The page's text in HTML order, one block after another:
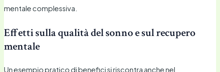
mentale complessiva.
Effetti sulla qualità del sonno e sul recupero
mentale
Un esempio pratico di benefici si riscontra anche nel